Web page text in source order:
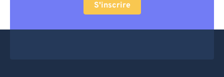
S'inscrire